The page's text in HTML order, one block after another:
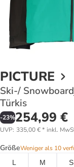
PICTURE
Ski-/
Türkis
-23%254,99 €
UVP: 335,00 €* inkl.
GrößeWeniger als 10
L
M S